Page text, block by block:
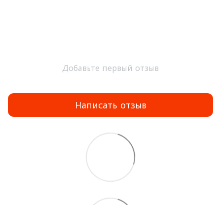
Добавьте первый отзыв
Написать отзыв